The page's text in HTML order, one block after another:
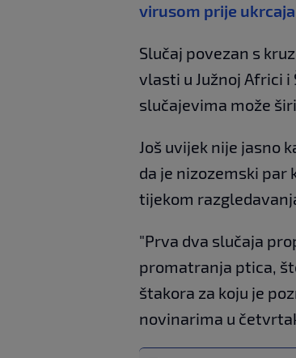
virusom prije ukrcaja
Slučaj povezan s
vlasti u Južnoj Africi
slučajevima može
Još uvijek nije jasno
da je nizozemski par
tijekom
"Prva dva slučaja
promatranja ptica,
štakora za koju je
novinarima u